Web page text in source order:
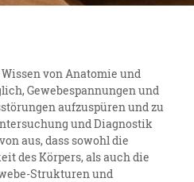
von Anatomie und
Gewebespannungen und
aufzuspüren und zu
und Diagnostik
aus, dass sowohl die
des Körpers, als auch die
Strukturen und